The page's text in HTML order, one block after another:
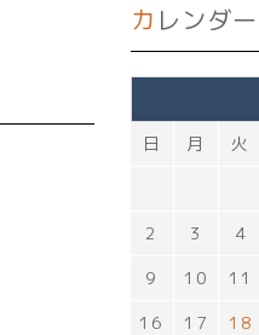
カレンダー
日
月 火
2
3 4
9
10 11
16
17 18